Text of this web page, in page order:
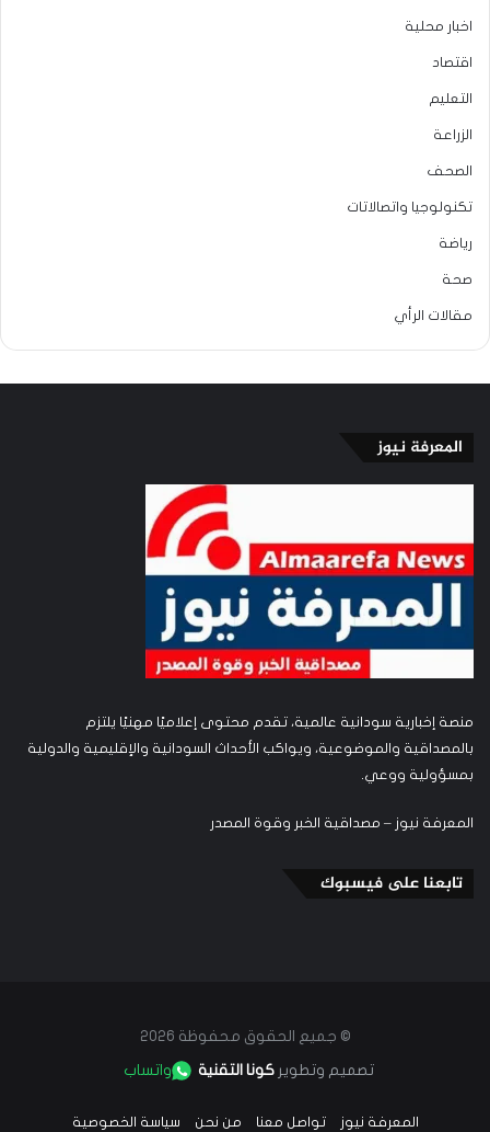
اخبار محلية
اقتصاد
التعليم
الزراعة
الصحف
تكنولوجيا واتصالاتات
رياضة
صحة
مقالات الرأي
المعرفة نيوز
منصة إخبارية سودانية عالمية، تقدم محتوى إعلاميًا مهنيًا يلتزم
بالمصداقية والموضوعية، ويواكب الأحداث السودانية والإقليمية والدولية
بمسؤولية ووعي.
المعرفة نيوز – مصداقية الخبر وقوة المصدر
تابعنا على فيسبوك
© جميع الحقوق محفوظة 2026
تصميم وتطويركونا التقنية واتساب
المعرفة نيوز تواصل معنا من نحن سياسة الخصوصية